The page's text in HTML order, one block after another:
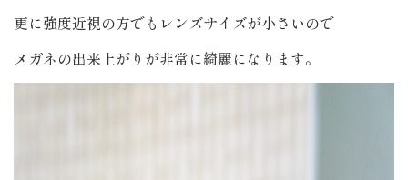
更に強度近視の方でもレンズサイズが小さいので
メガネの出来上がりが非常に綺麗になります。